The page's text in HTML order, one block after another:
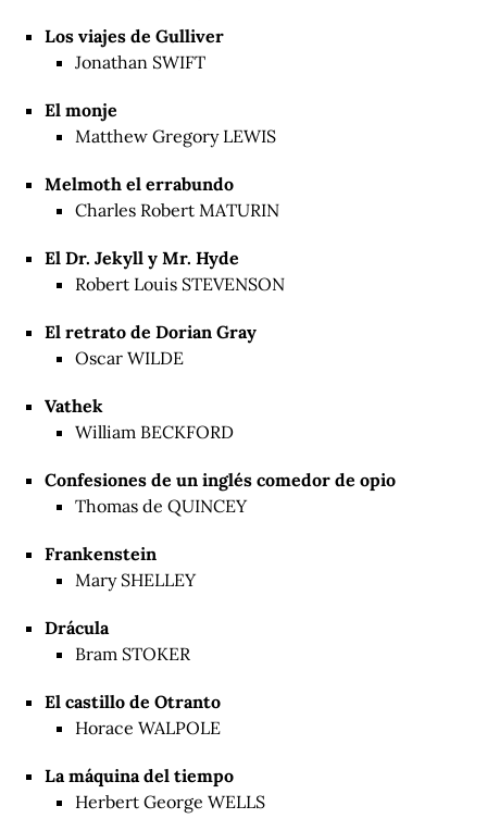
Los viajes de Gulliver
Jonathan SWIFT
El monje
Matthew Gregory LEWIS
Melmoth el errabundo
Charles Robert MATURIN
El Dr. Jekyll y Mr. Hyde
Robert Louis STEVENSON
El retrato de Dorian Gray
Oscar WILDE
Vathek
William BECKFORD
Confesiones de un inglés comedor de opio
Thomas de QUINCEY
Frankenstein
Mary SHELLEY
Drácula
Bram STOKER
El castillo de Otranto
Horace WALPOLE
La máquina del tiempo
Herbert George WELLS